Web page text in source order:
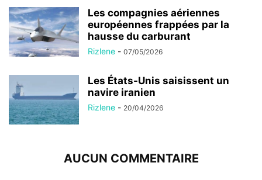
Les compagnies aériennes
européennes frappées par la
hausse du carburant
Rizlene - 07/05/2026
Les États-Unis saisissent un
navire iranien
Rizlene - 20/04/2026
AUCUN COMMENTAIRE